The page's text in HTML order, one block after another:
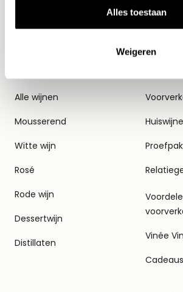
Alles toestaan
Weigeren
Alle wijnen
Mousserend
Witte wijn
Rosé
Rode wijn
Dessertwijn
Distillaten
Vinée
Cadeaus